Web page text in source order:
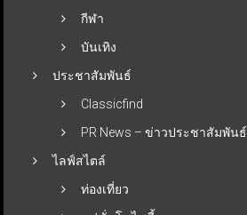
กีฬา
บันเทิง
ประชาสัมพันธ์
Classicfind
PR News – ข่าวประชาสัมพันธ์
ไลฟ์สไตล์
ท่องเที่ยว